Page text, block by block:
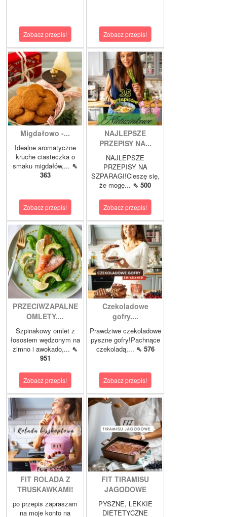
Zobacz przepis! Zobacz przepis!
Migdałowo -...
Idealne aromatyczne
kruche ciasteczka o
smaku migdałów,... ⇖
363
Zobacz przepis!
NAJLEPSZE
PRZEPISY NA...
NAJLEPSZE
PRZEPISY NA
SZPARAGI!Cieszę się,
że mogę... ⇖ 500
Zobacz przepis!
PRZECIWZAPALNE
OMLETY....
Szpinakowy omlet z
łososiem wędzonym na
zimno i awokado,... ⇖
951
Zobacz przepis!
Czekoladowe
gofry....
Prawdziwe czekoladowe
pyszne gofry!Pachnące
czekoladą,... ⇖ 576
Zobacz przepis!
FIT ROLADA Z
TRUSKAWKAMI!
po przepis zapraszam
na moje konto na
FIT TIRAMISU
JAGODOWE
PYSZNE, LEKKIE
DIETETYCZNE